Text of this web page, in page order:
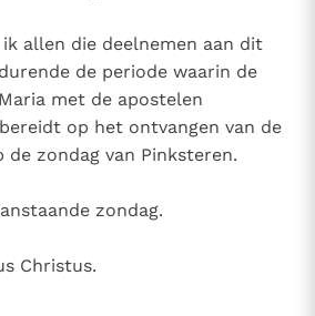
allen die deelnemen aan dit
de periode waarin de
met de apostelen
op het ontvangen van de
de zondag van Pinksteren.
zondag.
Christus.